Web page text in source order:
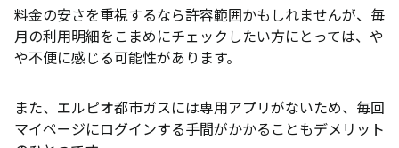
料金の安さを重視するなら許容範囲かもしれませんが、毎
月の利用明細をこまめにチェックしたい方にとっては、や
や不便に感じる可能性があります。
また、エルピオ都市ガスには専用アプリがないため、毎回
マイページにログインする手間がかかることもデメリット